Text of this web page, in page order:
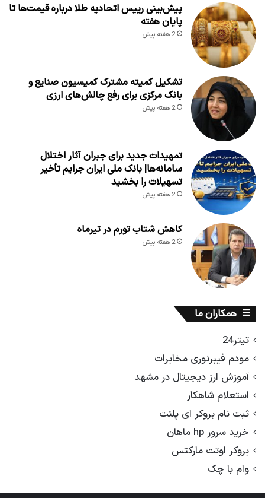
پیش‌بینی رییس اتحادیه طلا درباره قیمت‌ها تا
پایان هفته
2 هفته پیش
تشکیل کمیته مشترک کمیسیون صنایع و
بانک مرکزی برای رفع چالش‌های ارزی
2 هفته پیش
تمهیدات جدید برای جبران آثار اختلال
سامانه‌ها| بانک ملی ایران جرایم تأخیر
تسهیلات را بخشید
2 هفته پیش
کاهش شتاب تورم در تیرماه
2 هفته پیش
همکاران ما
تیتر24
مودم فیبرنوری مخابرات
آموزش ارز دیجیتال در مشهد
استعلام شاهکار
ثبت نام بروکر ای پلنت
خرید سرور hp ماهان
بروکر اوتت مارکتس
وام با چک